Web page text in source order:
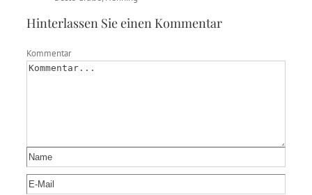
Hinterlassen Sie einen Kommentar
Kommentar